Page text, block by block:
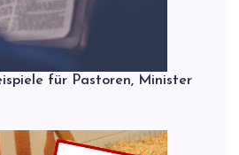
für Pastoren, Minister